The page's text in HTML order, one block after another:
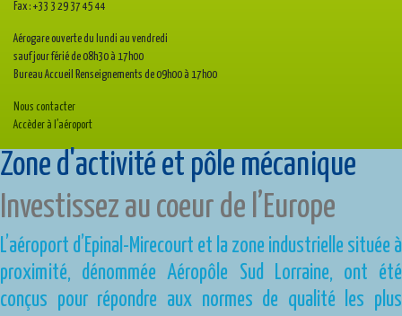
Fax : +33 3 29 37 45 44
Aérogare ouverte du lundi au vendredi
sauf jour férié de 08h30 à 17h00
Bureau Accueil Renseignements de 09h00 à 17h00
Nous contacter
Accèder à l’aéroport
Zone d'activité et pôle mécanique
Investissez au coeur de l’Europe
L’aéroport d’Epinal-Mirecourt et la zone industrielle située à
proximité, dénommée Aéropôle Sud Lorraine, ont été
conçus pour répondre aux normes de qualité les plus